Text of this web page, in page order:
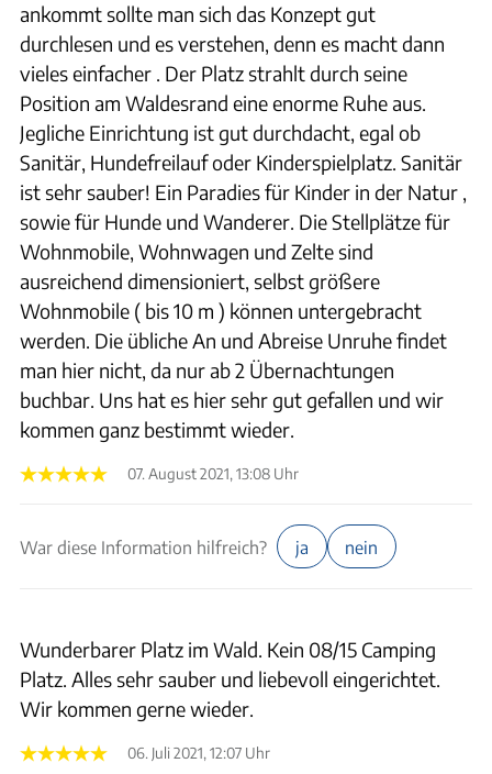
ankommt sollte man sich das Konzept gut
durchlesen und es verstehen, denn es macht dann
vieles einfacher . Der Platz strahlt durch seine
Position am Waldesrand eine enorme Ruhe aus.
Jegliche Einrichtung ist gut durchdacht, egal ob
Sanitär, Hundefreilauf oder Kinderspielplatz. Sanitär
ist sehr sauber! Ein Paradies für Kinder in der Natur ,
sowie für Hunde und Wanderer. Die Stellplätze für
Wohnmobile, Wohnwagen und Zelte sind
ausreichend dimensioniert, selbst größere
Wohnmobile ( bis 10 m ) können untergebracht
werden. Die übliche An und Abreise Unruhe findet
man hier nicht, da nur ab 2 Übernachtungen
buchbar. Uns hat es hier sehr gut gefallen und wir
kommen ganz bestimmt wieder.
07. August 2021, 13:08 Uhr
War diese Information hilfreich? ja nein
Wunderbarer Platz im Wald. Kein 08/15 Camping
Platz. Alles sehr sauber und liebevoll eingerichtet.
Wir kommen gerne wieder.
06. Juli 2021, 12:07 Uhr